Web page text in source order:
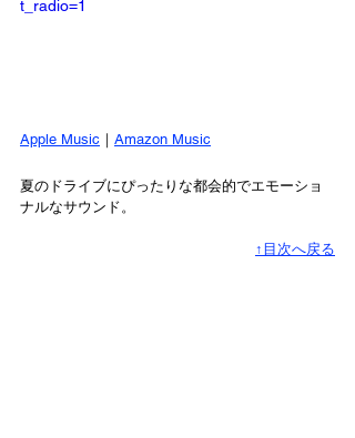
t_radio=1
Apple Music ｜ Amazon Music
夏のドライブにぴったりな都会的でエモーショ
ナルなサウンド。
↑目次へ戻る